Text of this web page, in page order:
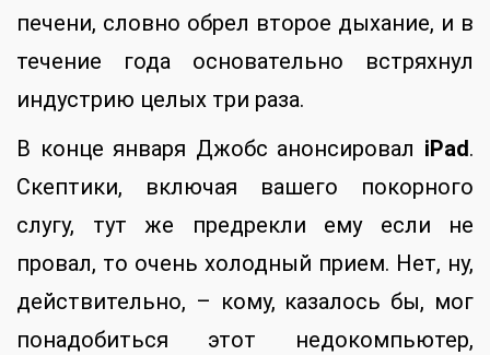
печени, словно обрел второе дыхание, и в
течение года основательно встряхнул
индустрию целых три раза.
В конце января Джобс анонсировал iPad.
Скептики, включая вашего покорного
слугу, тут же предрекли ему если не
провал, то очень холодный прием. Нет, ну,
действительно, – кому, казалось бы, мог
понадобиться этот недокомпьютер,